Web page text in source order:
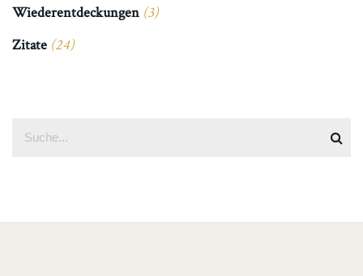
Wiederentdeckungen (3)
Zitate (24)